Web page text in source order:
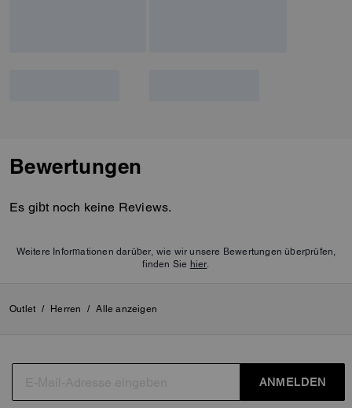
Bewertungen
Es gibt noch keine Reviews.
Weitere Informationen darüber, wie wir unsere Bewertungen überprüfen,
finden Sie hier.
Outlet / Herren / Alle anzeigen
ANMELDEN